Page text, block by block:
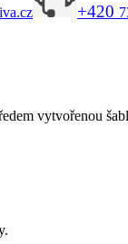
+420
vytvořenou